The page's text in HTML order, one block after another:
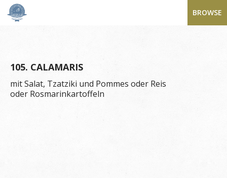
BROWSE
105. CALAMARIS
mit Salat, Tzatziki und Pommes oder Reis
oder Rosmarinkartoffeln